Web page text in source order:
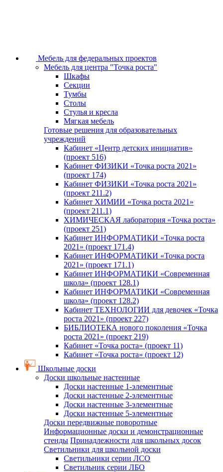
Мебель для федеральных проектов
Мебель для центра "Точка роста"
Шкафы
Секции
Тумбы
Столы
Стулья и кресла
Мягкая мебель
Готовые решения для образовательных
учреждений
Кабинет «Центр детских инициатив»
(проект 516)
Кабинет ФИЗИКИ «Точка роста 2021»
(проект 174)
Кабинет ФИЗИКИ «Точка роста 2021»
(проект 211.2)
Кабинет ХИМИИ «Точка роста 2021»
(проект 211.1)
ХИМИЧЕСКАЯ лаборатория «Точка роста»
(проект 251)
Кабинет ИНФОРМАТИКИ «Точка роста
2021» (проект 171.4)
Кабинет ИНФОРМАТИКИ «Точка роста
2021» (проект 171.1)
Кабинет ИНФОРМАТИКИ «Современная
школа» (проект 128.1)
Кабинет ИНФОРМАТИКИ «Современная
школа» (проект 128.2)
Кабинет ТЕХНОЛОГИИ для девочек «Точка
роста 2021» (проект 227)
БИБЛИОТЕКА нового поколения «Точка
роста 2021» (проект 219)
Кабинет «Точка роста» (проект 11)
Кабинет «Точка роста» (проект 12)
Школьные доски
Доски школьные настенные
Доски настенные 1-элементные
Доски настенные 2-элементные
Доски настенные 3-элементные
Доски настенные 5-элементные
Доски передвижные поворотные
Информационные доски и демонстрационные
стенды Принадлежности для школьных досок
Светильники для школьной доски
Светильники серии ЛСО
Светильник серии ЛБО